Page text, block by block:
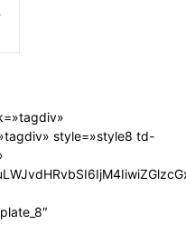
style=»style8 td-